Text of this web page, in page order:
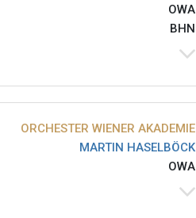
OWA
BHN
ORCHESTER WIENER AKADEMIE
MARTIN HASELBÖCK
OWA